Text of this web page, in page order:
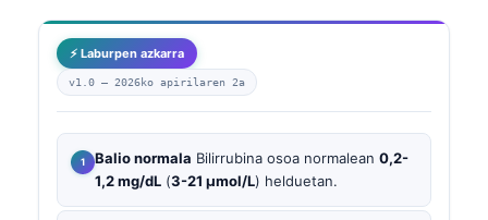
⚡ Laburpen azkarra
v1.0 — 2026ko apirilaren 2a
Balio normala Bilirrubina osoa normalean 0,2-
1,2 mg/dL (3-21 µmol/L) helduetan.